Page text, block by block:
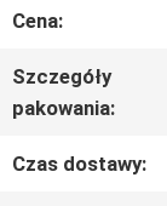
KONTROLA
JAKOŚCI
Cena:
Szczegóły
pakowania:
Czas dostawy: